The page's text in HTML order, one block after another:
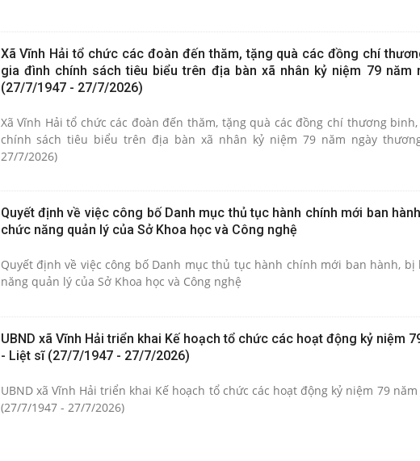
Xã Vĩnh Hải tổ chức các đoàn đến thăm, tặng quà các đồng chí
gia đình chính sách tiêu biểu trên địa bàn xã nhân kỷ niệm 79 năm
(27/7/1947 - 27/7/2026)
Xã Vĩnh Hải tổ chức các đoàn đến thăm, tặng quà các đồng chí thương
chính sách tiêu biểu trên địa bàn xã nhân kỷ niệm 79 năm ngày
27/7/2026)
Quyết định về việc công bố Danh mục thủ tục hành chính mới ban
chức năng quản lý của Sở Khoa học và Công nghệ
Quyết định về việc công bố Danh mục thủ tục hành chính mới ban hành,
năng quản lý của Sở Khoa học và Công nghệ
UBND xã Vĩnh Hải triển khai Kế hoạch tổ chức các hoạt động kỷ niệm
- Liệt sĩ (27/7/1947 - 27/7/2026)
UBND xã Vĩnh Hải triển khai Kế hoạch tổ chức các hoạt động kỷ niệm 79
(27/7/1947 - 27/7/2026)